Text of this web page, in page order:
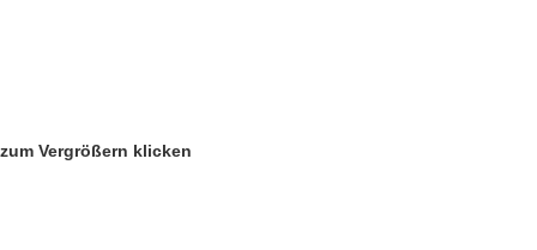
zum Vergrößern klicken